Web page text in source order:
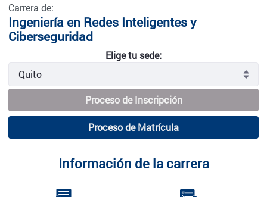
Carrera de:
Ingeniería en Redes Inteligentes y
Ciberseguridad
Elige tu sede:
Proceso de Inscripción
Proceso de Matrícula
Información de la carrera